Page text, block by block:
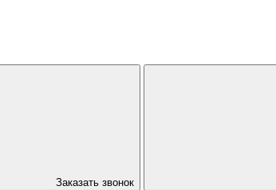
Заказать звонок